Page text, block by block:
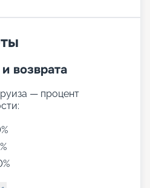
возврата
— процент